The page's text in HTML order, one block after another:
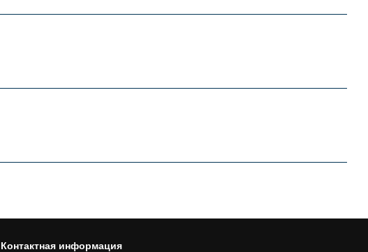
Контактная информация